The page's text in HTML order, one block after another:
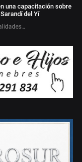
una capacitación sobre
del Yí